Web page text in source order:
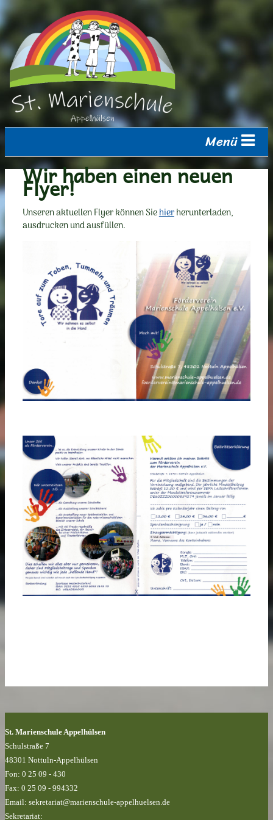
Menü
Wir haben einen neuen
Flyer!
Unseren aktuellen Flyer können Siehierherunterladen,
ausdrucken und ausfüllen.
St. Marienschule Appelhülsen
Schulstraße 7
48301 Nottuln-Appelhülsen
Fon: 0 25 09 - 430
Fax: 0 25 09 - 994332
Email: sekretariat@marienschule-appelhuelsen.de
Sekretariat: